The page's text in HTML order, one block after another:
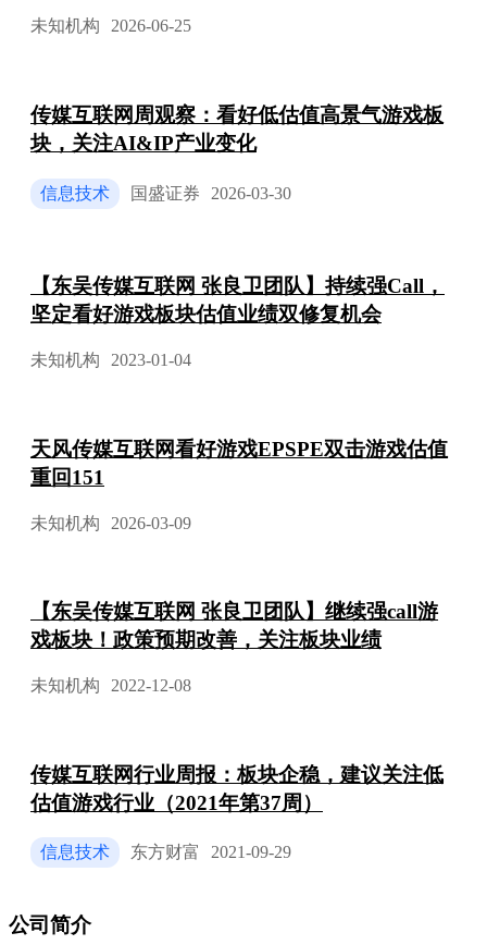
未知机构 2026-06-25
传媒互联网周观察：看好低估值高景气游戏板
块，关注AI&IP产业变化
信息技术 国盛证券 2026-03-30
【东吴传媒互联网 张良卫团队】持续强Call，
坚定看好游戏板块估值业绩双修复机会
未知机构 2023-01-04
天风传媒互联网看好游戏EPSPE双击游戏估值
重回151
未知机构 2026-03-09
【东吴传媒互联网 张良卫团队】继续强call游
戏板块！政策预期改善，关注板块业绩
未知机构 2022-12-08
传媒互联网行业周报：板块企稳，建议关注低
估值游戏行业（2021年第37周）
信息技术 东方财富 2021-09-29
公司简介